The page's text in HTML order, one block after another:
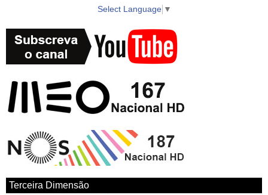
Select Language ▼
Terceira Dimensão